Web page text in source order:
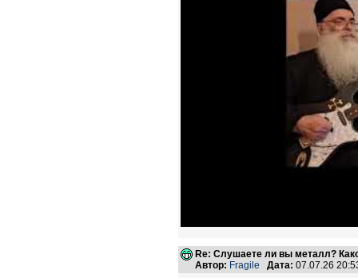
Re: Слушаете ли вы металл?
Автор: Fragile Дата: 07.07.26